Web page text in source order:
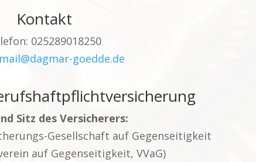
Kontakt
025289018250
mail@dagmar-goedde.de
Sitz des Versicherers:
Gesellschaft auf Gegenseitigkeit
auf Gegenseitigkeit, VVaG)